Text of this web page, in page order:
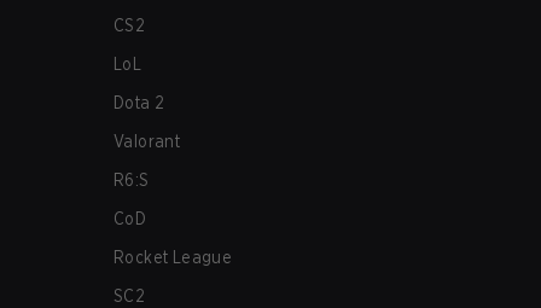
CS2
LoL
Dota 2
Valorant
R6:S
CoD
Rocket League
SC2